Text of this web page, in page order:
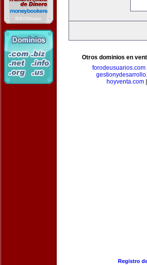
Otros dominios en
forodeusuarios.com
hoyventa.com|
Registro